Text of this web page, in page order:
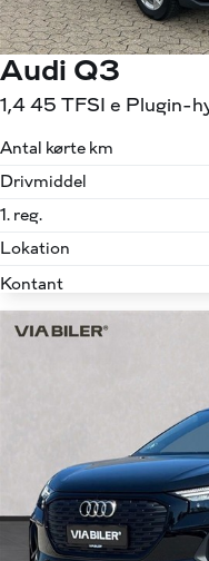
Audi Q3
Antal kørte km
Drivmiddel
1. reg.
Lokation
Kontant